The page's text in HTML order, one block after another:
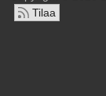
Tilaa